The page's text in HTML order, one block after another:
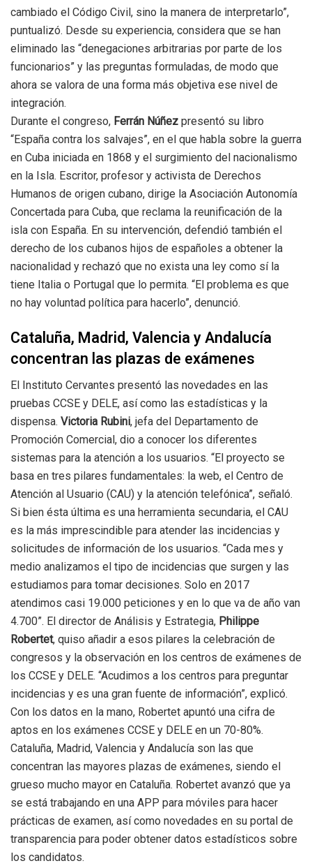
cambiado el Código Civil, sino la manera de interpretarlo”,
puntualizó. Desde su experiencia, considera que se han
eliminado las “denegaciones arbitrarias por parte de los
funcionarios” y las preguntas formuladas, de modo que
ahora se valora de una forma más objetiva ese nivel de
integración.
Durante el congreso, Ferrán Núñez presentó su libro
“España contra los salvajes”, en el que habla sobre la guerra
en Cuba iniciada en 1868 y el surgimiento del nacionalismo
en la Isla. Escritor, profesor y activista de Derechos
Humanos de origen cubano, dirige la Asociación Autonomía
Concertada para Cuba, que reclama la reunificación de la
isla con España. En su intervención, defendió también el
derecho de los cubanos hijos de españoles a obtener la
nacionalidad y rechazó que no exista una ley como sí la
tiene Italia o Portugal que lo permita. “El problema es que
no hay voluntad política para hacerlo”, denunció.
Cataluña, Madrid, Valencia y Andalucía
concentran las plazas de exámenes
El Instituto Cervantes presentó las novedades en las
pruebas CCSE y DELE, así como las estadísticas y la
dispensa. Victoria Rubini, jefa del Departamento de
Promoción Comercial, dio a conocer los diferentes
sistemas para la atención a los usuarios. “El proyecto se
basa en tres pilares fundamentales: la web, el Centro de
Atención al Usuario (CAU) y la atención telefónica”, señaló.
Si bien ésta última es una herramienta secundaria, el CAU
es la más imprescindible para atender las incidencias y
solicitudes de información de los usuarios. “Cada mes y
medio analizamos el tipo de incidencias que surgen y las
estudiamos para tomar decisiones. Solo en 2017
atendimos casi 19.000 peticiones y en lo que va de año van
4.700”. El director de Análisis y Estrategia, Philippe
Robertet, quiso añadir a esos pilares la celebración de
congresos y la observación en los centros de exámenes de
los CCSE y DELE. “Acudimos a los centros para preguntar
incidencias y es una gran fuente de información”, explicó.
Con los datos en la mano, Robertet apuntó una cifra de
aptos en los exámenes CCSE y DELE en un 70-80%.
Cataluña, Madrid, Valencia y Andalucía son las que
concentran las mayores plazas de exámenes, siendo el
grueso mucho mayor en Cataluña. Robertet avanzó que ya
se está trabajando en una APP para móviles para hacer
prácticas de examen, así como novedades en su portal de
transparencia para poder obtener datos estadísticos sobre
los candidatos.